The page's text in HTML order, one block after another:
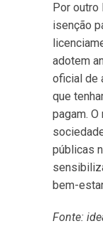
Por outro
isenção
adotem
oficial de
que
pagam.
públicas
bem-
Fonte: